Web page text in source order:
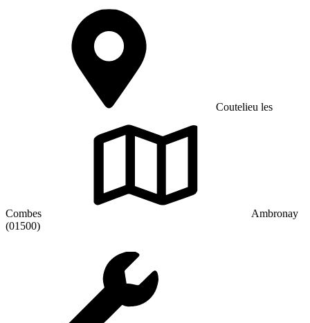
Coutelieu les
Combes
Ambronay
(01500)